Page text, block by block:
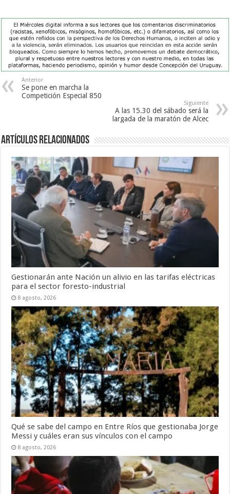
Anterior
Se pone en marcha la
Competición Especial 850
Siguiente
A las 15.30 del sábado será la
largada de la maratón de Alcec
Artículos Relacionados
Gestionarán ante Nación un alivio en las tarifas eléctricas
para el sector foresto-industrial
8 agosto, 2026
Qué se sabe del campo en Entre Ríos que gestionaba Jorge
Messi y cuáles eran sus vínculos con el campo
8 agosto, 2026